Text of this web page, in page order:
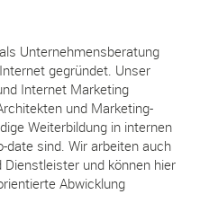
Unternehmensberatung
gegründet. Unser
Internet Marketing
und Marketing-
Weiterbildung in internen
date sind. Wir arbeiten auch
und können hier
Abwicklung